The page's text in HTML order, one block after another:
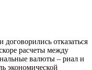
отказаться
расчеты между
валюты – риал и
экономической